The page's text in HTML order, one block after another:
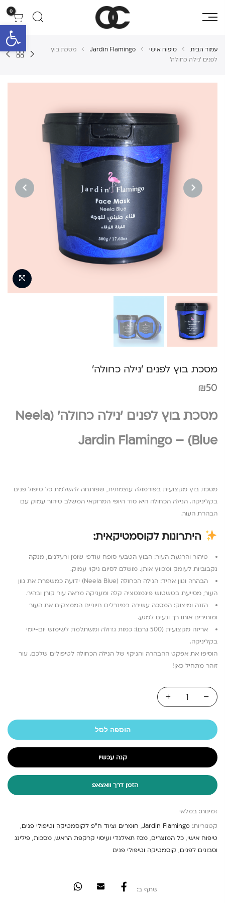
פתח
0
עמוד הבית טיפוח אישי Jardin Flamingo
מסכת בוץ
לפנים ‘נילה כחולה’
מסכת בוץ לפנים ‘נילה כחולה’
₪50
מסכת בוץ לפנים ‘נילה כחולה’ (Neela
Blue) – Jardin Flamingo
מסכת בוץ מקצועית בפורמולה עוצמתית, שפותחה להשלמת כל טיפול פנים
בקליניקה. הנילה הכחולה היא סוד היופי המרוקאי המשלב טיהור עמוק עם
הבהרת העור.
היתרונות לקוסמטיקאית:
טיהור והרגעת העור: הבוץ הטבעי סופח עודפי שומן ורעלנים, מנקה
נקבוביות לעומק ומכווץ אותן. מושלם לסיום ניקוי עמוק.
הבהרה וגוון אחיד: הנילה הכחולה (Neela Blue) ידועה כמשפרת את גוון
העור, מסייעת בטשטוש פיגמנטציה קלה ומעניקה מראה עור קורן ובהיר.
הזנה ומיצוק: המסכה עשירה במינרלים חיוניים הממצקים את העור
ומותירים אותו רך ונעים למגע.
אריזה מקצועית (500 גרם): כמות גדולה ומשתלמת לשימוש יום-יומי
בקליניקה.
הוסיפו את אפקט ההבהרה והניקוי של הנילה הכחולה לטיפולים שלכם. עור
זוהר מתחיל כאן!
הוספה לסל
קנה עכשיו
הזמן דרך וואצאפ
זמינות: במלאי
קטגוריות: Jardin Flamingo
, חומרים וציוד ח"פ לקוסמטיקה וטיפולי פנים,
טיפוח אישי, כל המוצרים, מסז תאילנדי ועיסוי קרקפת הראש, מסכות, פילינג
וסבונים לפנים, קוסמטיקה וטיפולי פנים
שתף ב: